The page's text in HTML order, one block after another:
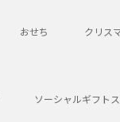
おせち クリス
ソーシャルギフト